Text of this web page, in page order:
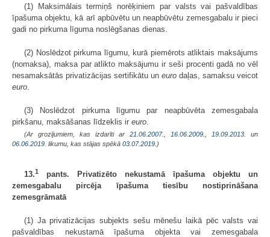
(1) Maksimālais termiņš norēķiniem par valsts vai pašvaldības
īpašuma objektu, kā arī apbūvētu un neapbūvētu zemesgabalu ir pieci
gadi no pirkuma līguma noslēgšanas dienas.
(2) Noslēdzot pirkuma līgumu, kurā piemērots atliktais maksājums
(nomaksa), maksa par atlikto maksājumu ir seši procenti gadā no vēl
nesamaksātās privatizācijas sertifikātu un euro daļas, samaksu veicot
euro.
(3) Noslēdzot pirkuma līgumu par neapbūvēta zemesgabala
pirkšanu, maksāšanas līdzeklis ir euro.
(Ar grozījumiem, kas izdarīti ar 21.06.2007., 16.06.2009., 19.09.2013. un
06.06.2019. likumu, kas stājas spēkā 03.07.2019.)
13.1
pants. Privatizēto nekustamā īpašuma objektu un
zemesgabalu pircēja īpašuma tiesību nostiprināšana
zemesgrāmatā
(1) Ja privatizācijas subjekts sešu mēnešu laikā pēc valsts vai
pašvaldības nekustamā īpašuma objekta vai zemesgabala